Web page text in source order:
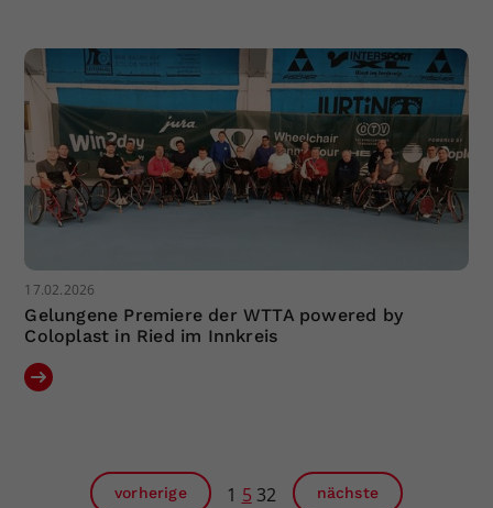
17.02.2026
Gelungene Premiere der WTTA powered by
Coloplast in Ried im Innkreis
vorherige 1 5 32 nächste